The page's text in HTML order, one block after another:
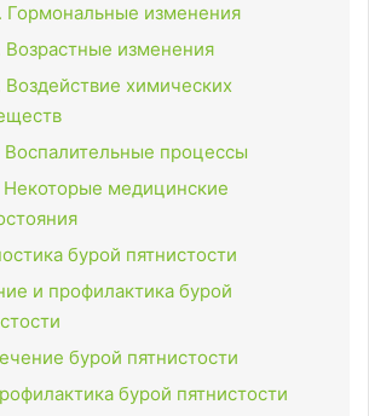
Гормональные изменения
Возрастные изменения
Воздействие химических
Воспалительные процессы
Некоторые медицинские
бурой пятнистости
и профилактика бурой
бурой пятнистости
бурой пятнистости